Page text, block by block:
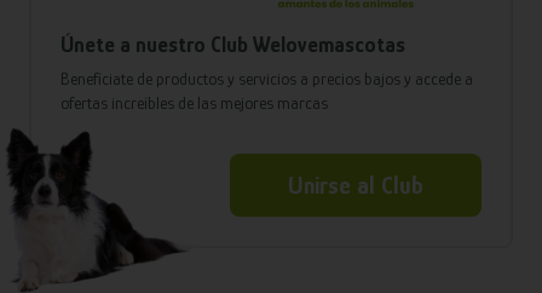
Únete a nuestro Club Welovemascotas
Benefíciate de productos y servicios a precios bajos y accede a
ofertas increíbles de las mejores marcas
Unirse al Club